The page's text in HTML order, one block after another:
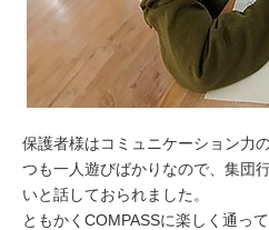
保護者様はコミュニケーション力
つも一人遊びばかりなので、集団
いと話しておられました。
ともかくCOMPASSに楽しく通っ